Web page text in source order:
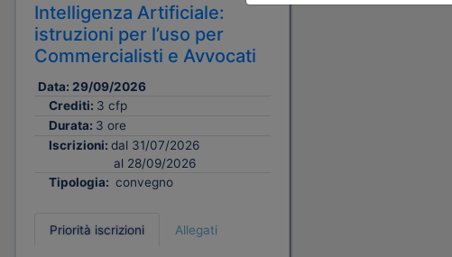
Intelligenza Artificiale:
istruzioni per l’uso per
Commercialisti e Avvocati
Data: 29/09/2026
Crediti: 3 cfp
Durata: 3 ore
Iscrizioni: dal 31/07/2026
al 28/09/2026
Tipologia: convegno
Priorità iscrizioni Allegati